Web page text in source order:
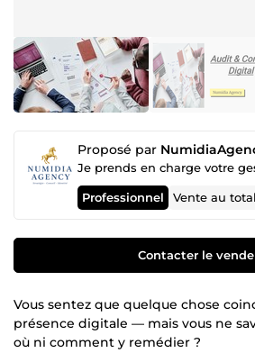
Proposé par
Professionnel Vente au
Contacter le
Vous sentez que quelque chose
présence digitale — mais vous ne
où ni comment y remédier ?